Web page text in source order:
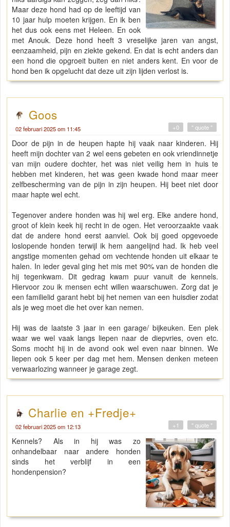
Maar deze hond had op de leeftijd van
10 jaar hulp moeten krijgen. En ik ben
het dus ook eens met Heleen. En ook
met Anouk. Deze hond heeft 3 vreselijke jaren van angst,
eenzaamheid, pijn en ziekte gekend. En dat is echt anders dan
een hond die opgroeit buiten en niet anders kent. En voor de
hond ben ik opgelucht dat deze uit zijn lijden verlost is.
Goos
02 februari 2025 om 11:45 " quote "
+0
Door de pijn in de heupen hapte hij vaak naar kinderen. Hij
heeft mijn dochter van 2 wel eens gebeten en ook vriendinnetje
van mijn oudere dochter, het was niet veilig hem in huis te
hebben met kinderen, het was geen kwade hond maar meer
zelfbescherming van de pijn in zijn heupen. Hij beet niet door
maar hapte wel echt.
Tegenover andere honden was hij wel erg. Elke andere hond,
groot of klein keek hij recht in de ogen. Het veroorzaakte vaak
dat de andere hond eerst aanviel. Ook bij goed opgevoede
loslopende honden terwijl ik hem aangelijnd had. Ik heb veel
angstige momenten gehad om vechtende honden uit elkaar te
halen. In ieder geval ging het mis met 90% van de honden die
hij tegenkwam. Dit gedrag kwam puur vanuit de kennels.
Hiervoor zou ik mensen echt willen waarschuwen. Zorg dat je
een familielid garant hebt bij het nemen van een huisdier zodat
als je weg moet die het over kan nemen.
Hij was de laatste 3 jaar in een garage/ bijkeuken. Een plek
waar we wel vaak langs liepen naar de diepvries, oven etc.
Soms mocht hij in de avond ook wel even naar binnen. We
liepen ook 5 keer per dag met hem. Mensen denken meteen
verwaarlozing wanneer je garage zegt.
Charlie en +Fredje+
02 februari 2025 om 12:13 " quote "
+1
Kennels? Als in hij was zo
onhandelbaar naar andere honden
sinds het verblijf in een
hondenpension?